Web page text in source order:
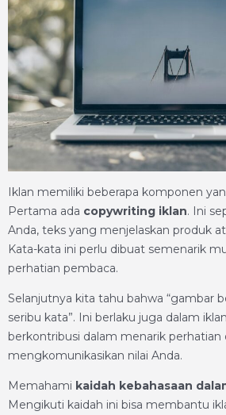
Iklan memiliki beberapa komponen
Pertama ada copywriting iklan. Ini
Anda, teks yang menjelaskan produk
Kata-kata ini perlu dibuat semenarik
perhatian pembaca.
Selanjutnya kita tahu bahwa “gambar
seribu kata”. Ini berlaku juga dalam
berkontribusi dalam menarik perhatian
mengkomunikasikan nilai Anda.
Memahami kaidah kebahasaan
Mengikuti kaidah ini bisa membantu